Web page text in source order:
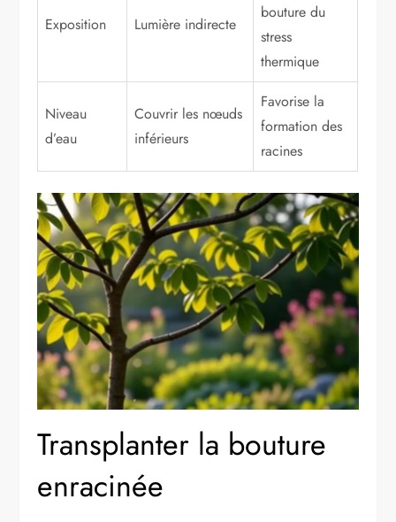
Exposition Lumière indirecte
bouture du
stress
thermique
Niveau
d’eau
Couvrir les nœuds
inférieurs
Favorise la
formation des
racines
Transplanter la bouture
enracinée